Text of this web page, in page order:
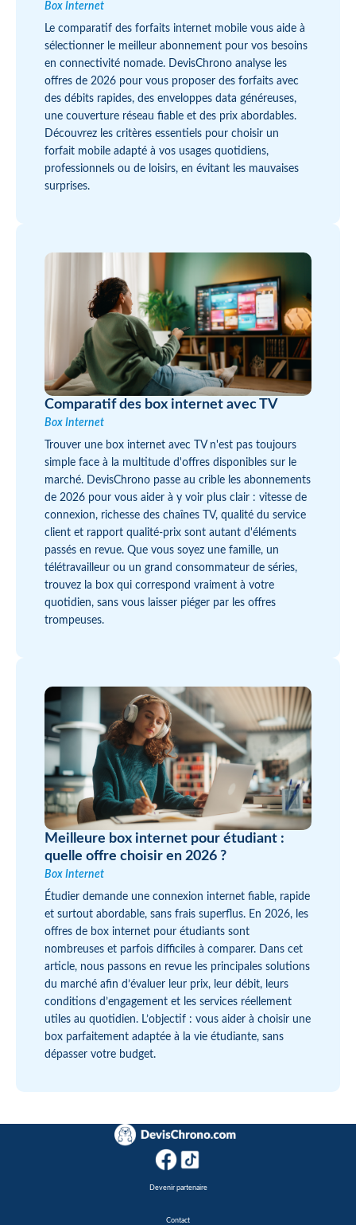
Box Internet
Le comparatif des forfaits internet mobile vous aide à
sélectionner le meilleur abonnement pour vos besoins
en connectivité nomade. DevisChrono analyse les
offres de 2026 pour vous proposer des forfaits avec
des débits rapides, des enveloppes data généreuses,
une couverture réseau fiable et des prix abordables.
Découvrez les critères essentiels pour choisir un
forfait mobile adapté à vos usages quotidiens,
professionnels ou de loisirs, en évitant les mauvaises
surprises.
Comparatif des box internet avec TV
Box Internet
Trouver une box internet avec TV n'est pas toujours
simple face à la multitude d'offres disponibles sur le
marché. DevisChrono passe au crible les abonnements
de 2026 pour vous aider à y voir plus clair : vitesse de
connexion, richesse des chaînes TV, qualité du service
client et rapport qualité-prix sont autant d'éléments
passés en revue. Que vous soyez une famille, un
télétravailleur ou un grand consommateur de séries,
trouvez la box qui correspond vraiment à votre
quotidien, sans vous laisser piéger par les offres
trompeuses.
Meilleure box internet pour étudiant :
quelle offre choisir en 2026 ?
Box Internet
Étudier demande une connexion internet fiable, rapide
et surtout abordable, sans frais superflus. En 2026, les
offres de box internet pour étudiants sont
nombreuses et parfois difficiles à comparer. Dans cet
article, nous passons en revue les principales solutions
du marché afin d’évaluer leur prix, leur débit, leurs
conditions d’engagement et les services réellement
utiles au quotidien. L’objectif : vous aider à choisir une
box parfaitement adaptée à la vie étudiante, sans
dépasser votre budget.
Devenir partenaire
Contact